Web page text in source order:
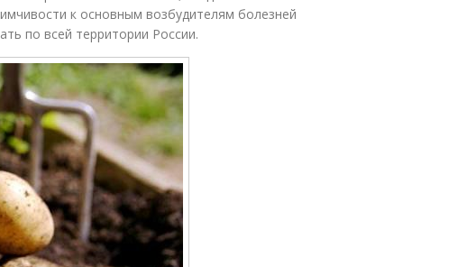
к основным возбудителям болезней
по всей территории России.